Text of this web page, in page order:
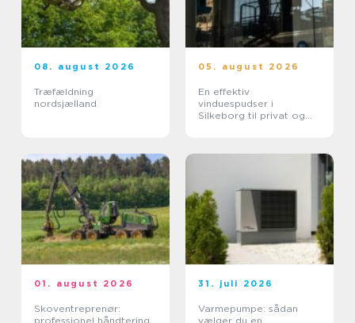
08. august 2026
Træfældning
nordsjælland
05. august 2026
En effektiv
vinduespudser i
Silkeborg til privat og
01. august 2026
Skoventreprenør:
professionel håndtering
31. juli 2026
Varmepumpe: sådan
vælger du en